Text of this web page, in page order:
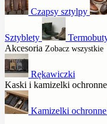
Czapsy sztylpy
Sztyblety
Akcesoria Zobacz wszystkie
Rękawiczki
Kaski i kamizelki ochronne
Kamizelki ochronne